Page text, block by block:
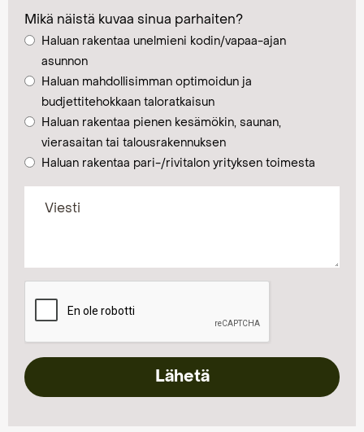
Mikä näistä kuvaa sinua parhaiten?
Haluan rakentaa unelmieni kodin/vapaa-ajan
asunnon
Haluan mahdollisimman optimoidun ja
budjettitehokkaan taloratkaisun
Haluan rakentaa pienen kesämökin, saunan,
vierasaitan tai talousrakennuksen
Haluan rakentaa pari-/rivitalon yrityksen toimesta